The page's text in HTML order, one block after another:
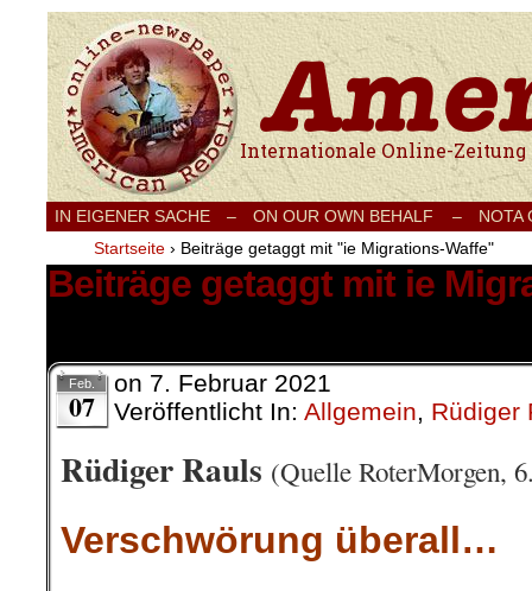
Internationale Onlinezeitung für Frieden,
IN EIGENER SACHE – ON OUR OWN BEHALF –
NOTA
Startseite › Beiträge getaggt mit "ie Migrations-Waffe"
Beiträge getaggt mit ie
Feb.
07
on 7. Februar 2021
Veröffentlicht In: Allgemein, Rüdiger
Rüdiger Rauls (Quelle RoterMorgen,
Verschwörung überall…